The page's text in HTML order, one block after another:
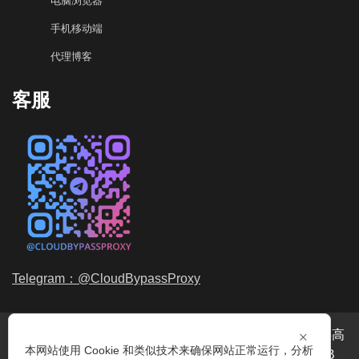
手机移动端
代理博客
客服
Telegram：@CloudBypassProxy
代理服务提供商，我们提供高
品质、永不过期的动态代理IP池流量包，价格最低2元/GB
×
本网站使用 Cookie 和类似技术来确保网站正常运行，分析